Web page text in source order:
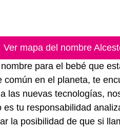
Ver mapa del nombre
para el bebé que
en el planeta, te
las nuevas tecnologías,
tu responsabilidad
la posibilidad de que si